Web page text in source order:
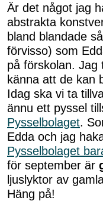
Är det något jag
abstrakta
bland blandade
förvisso) som
på förskolan.
känna att de kan
Idag ska vi ta
ännu ett pyssel
Pysselbolaget.
Edda och jag
Pysselbolaget
för september är
ljuslyktor av
Häng på!